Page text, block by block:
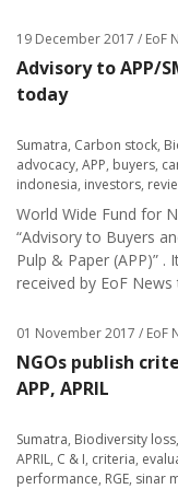
19 December 2017 / EoF
Advisory to APP/
today
Sumatra, Carbon stock,
advocacy, APP, buyers,
indonesia, investors,
World Wide Fund for
“Advisory to Buyers
Pulp & Paper (APP)”
received by EoF News
01 November 2017 / EoF
NGOs publish
APP, APRIL
Sumatra, Biodiversity loss,
APRIL, C & I, criteria,
performance, RGE, sinar